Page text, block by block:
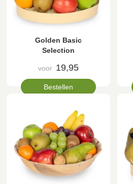
Golden Basic
Selection
voor 19,95
Bestellen